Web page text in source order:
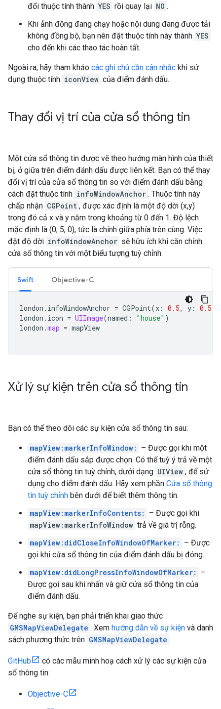
đổi thuộc tính thành YES rồi quay lại NO .
Khi ảnh động đang chạy hoặc nội dung đang được tải
không đồng bộ, bạn nên đặt thuộc tính này thành YES
cho đến khi các thao tác hoàn tất.
Ngoài ra, hãy tham khảo các ghi chú cần cân nhắc khi sử
dụng thuộc tính iconView của điểm đánh dấu.
Thay đổi vị trí của cửa sổ thông tin
Một cửa sổ thông tin được vẽ theo hướng màn hình của thiết
bị, ở giữa trên điểm đánh dấu được liên kết. Bạn có thể thay
đổi vị trí của cửa sổ thông tin so với điểm đánh dấu bằng
cách đặt thuộc tính infoWindowAnchor . Thuộc tính này
chấp nhận CGPoint , được xác định là một độ dời (x,y)
trong đó cả x và y nằm trong khoảng từ 0 đến 1. Độ lệch
mặc định là (0, 5, 0), tức là chính giữa phía trên cùng. Việc
đặt độ dời infoWindowAnchor sẽ hữu ích khi căn chỉnh
cửa sổ thông tin với một biểu tượng tuỳ chỉnh.
Swift Objective-C
london . infoWindowAnchor = CGPoint(x : 0.5, y : 0.5
london . icon = UIImage(named : "house" )
london .map = mapView
Xử lý sự kiện trên cửa sổ thông tin
Bạn có thể theo dõi các sự kiện cửa sổ thông tin sau:
mapView:markerInfoWindow:
– Được gọi khi một
điểm đánh dấu sắp được chọn. Có thể tuỳ ý trả về một
cửa sổ thông tin tuỳ chỉnh, dưới dạng UIView , để sử
dụng cho điểm đánh dấu. Hãy xem phần Cửa sổ thông
tin tuỳ chỉnh bên dưới để biết thêm thông tin.
mapView:markerInfoContents:
– Được gọi khi
mapView:markerInfoWindow trả về giá trị rỗng.
mapView:didCloseInfoWindowOfMarker:
– Được
gọi khi cửa sổ thông tin của điểm đánh dấu bị đóng.
mapView:didLongPressInfoWindowOfMarker:
–
Được gọi sau khi nhấn và giữ cửa sổ thông tin của
điểm đánh dấu.
Để nghe sự kiện, bạn phải triển khai giao thức
GMSMapViewDelegate . Xem hướng dẫn về sự kiện và danh
sách phương thức trên GMSMapViewDelegate .
GitHub
có các mẫu minh hoạ cách xử lý các sự kiện cửa
sổ thông tin:
Objective-C